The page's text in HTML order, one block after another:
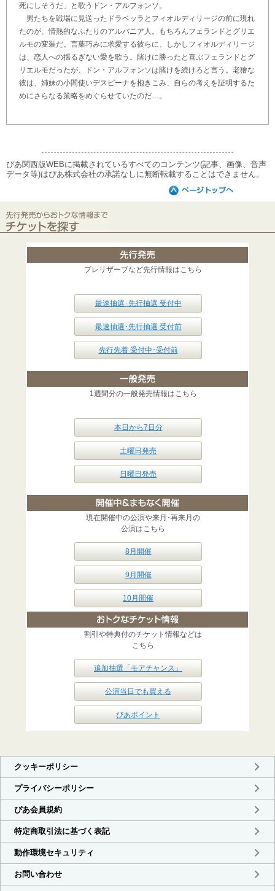
死にしそうだ」と歌うドン・アルフォンソ。
男たちを戦場に見送ったドラベッラとフィオルディリージの前に現れ
たのが、情熱的なふたりのアルバニア人。もちろんフェランドとグリエ
ルモの変装だ。言葉巧みに求愛する彼らに、しかしフィオルディリージ
は、恋人への揺るぎない愛を歌う。賭けに勝ったと喜ぶフェランドとグ
リエルモだったが、ドン・アルフォンソは賭けを続けろと言う。老獪な
彼は、姉妹の小間使いデスピーナを抱きこみ、自らの考えを証明するた
めにさらなる策略をめぐらせていたのだ…。
ぴあ関西版WEBに掲載されているすべてのコンテンツ(記事、画像、音声
データ等)はぴあ株式会社の承諾なしに無断転載することはできません。
プレリザーブなど先行情報はこちら
最速抽選･先行抽選 受付中
最速抽選･先行抽選 受付前
先行先着 受付中･受付前
1週間分の一般発売情報はこちら
本日から7日分
土曜日発売
日曜日発売
現在開催中の公演や来月･再来月の
公演はこちら
8月開催
9月開催
10月開催
割引や特典付のチケット情報などは
こちら
追加抽選「モアチャンス」
公演当日でも買える
ぴあポイント